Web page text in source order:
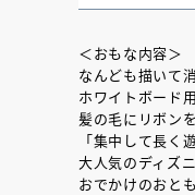
＜おもな内容＞
なんども描いて
ホワイトボード
髪の毛にリボン
「集中して長く
大人気のディズ
おでかけのおと